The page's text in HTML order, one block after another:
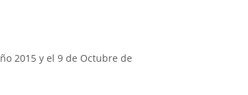
2015 y el 9 de Octubre de